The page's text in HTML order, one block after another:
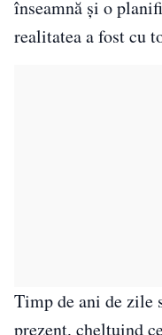
înseamnă și o
realitatea a fost cu
Timp de ani de zile
prezent, cheltuind